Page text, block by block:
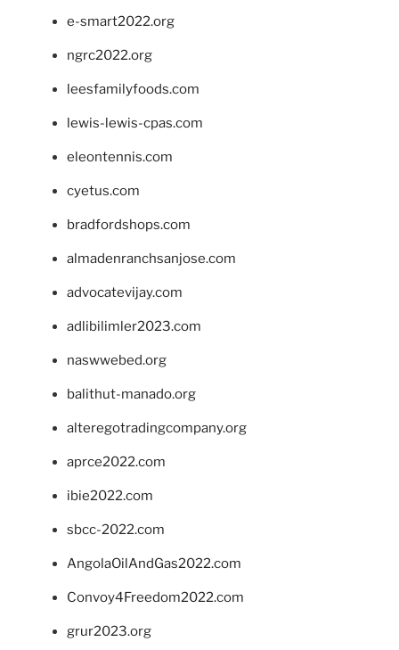
e-smart2022.org
ngrc2022.org
leesfamilyfoods.com
lewis-lewis-cpas.com
eleontennis.com
cyetus.com
bradfordshops.com
almadenranchsanjose.com
advocatevijay.com
adlibilimler2023.com
naswwebed.org
balithut-manado.org
alteregotradingcompany.org
aprce2022.com
ibie2022.com
sbcc-2022.com
AngolaOilAndGas2022.com
Convoy4Freedom2022.com
grur2023.org